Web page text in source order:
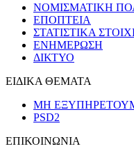
ΝΟΜΙΣΜΑΤΙΚΗ
ΕΠΟΠΤΕΙΑ
ΣΤΑΤΙΣΤΙΚΑ
ΕΝΗΜΕΡΩΣΗ
ΔΙΚΤΥΟ
ΕΙΔΙΚΑ ΘΕΜΑΤΑ
ΜΗ
PSD2
ΕΠΙΚΟΙΝΩΝΙΑ